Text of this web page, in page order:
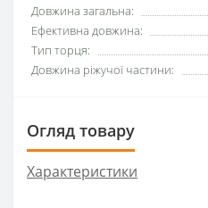
Довжина загальна:
Ефективна довжина:
Тип торця:
Довжина ріжучої частини:
Огляд товару
Характеристики